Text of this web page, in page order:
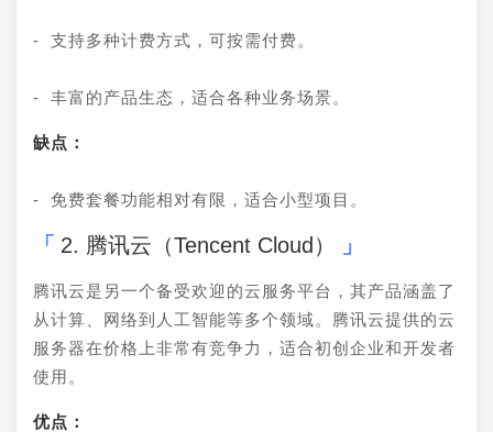
- 支持多种计费方式，可按需付费。
- 丰富的产品生态，适合各种业务场景。
缺点：
- 免费套餐功能相对有限，适合小型项目。
2. 腾讯云（Tencent Cloud）
腾讯云是另一个备受欢迎的云服务平台，其产品涵盖了
从计算、网络到人工智能等多个领域。腾讯云提供的云
服务器在价格上非常有竞争力，适合初创企业和开发者
使用。
优点：